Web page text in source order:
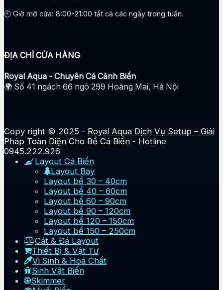
🕘 Giờ mở cửa: 8:00-21:00 tất cả các ngày trong tuần.
ĐỊA CHỈ CỬA HÀNG
Royal Aqua - Chuyên Cá Cảnh Biển
🌍 Số 41 ngách 66 ngõ 299 Hoàng Mai, Hà Nội
Copy right © 2025 - Royal Aqua Dịch Vụ Setup – Giải
Pháp Toàn Diện Cho Bể Cá Biển - Hotline
0945.222.926
Layout Cá Biển
Layout Bay
Layout bể 30 – 40cm
Layout bể 40 – 60cm
Layout bể 60 – 90cm
Layout bể 90 – 120cm
Layout bể 120 – 150cm
Layout bể 150 – 250cm
Cát & Đá Layout
Thiết Bị & Vật Tư
Vi Sinh & Hoá Chất
Sinh Vật Biển
Skimmer